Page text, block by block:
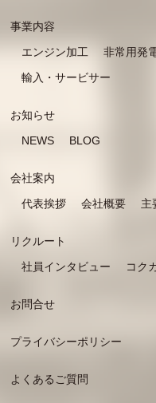
事業内容
エンジン加工
非常用発
輸入・サービサー
お知らせ
NEWS
BLOG
会社案内
代表挨拶
会社概要 主
リクルート
社員インタビュー
コク
お問合せ
プライバシーポリシー
よくあるご質問